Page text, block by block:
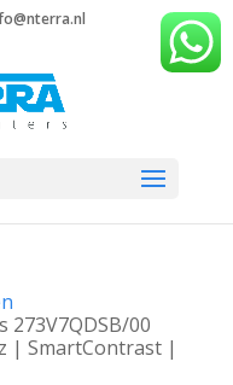
273V7QDSB/00
| SmartContrast |